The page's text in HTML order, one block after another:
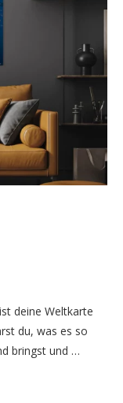
deine Weltkarte
du, was es so
bringst und …